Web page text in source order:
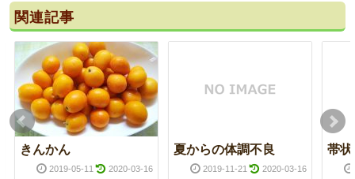
関連記事
きんかん
2019-05-11 2020-03-16
夏からの体調不良
2019-11-21 2020-03-16
帯